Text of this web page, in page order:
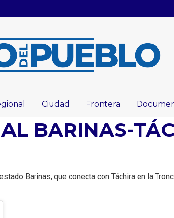
Ciudad Frontera
BARINAS-
Barinas, que conecta con Táchira en la